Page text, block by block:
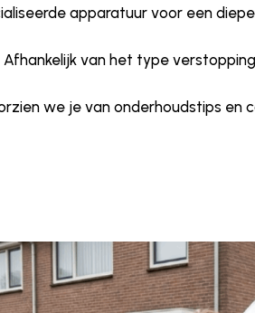
apparatuur voor een
Afhankelijk van het type
we je van onderhoudstips en